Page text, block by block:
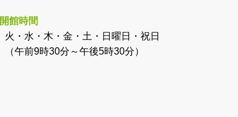
開館時間
火・水・木・金・土・日曜日・祝日
（午前9時30分～午後5時30分）